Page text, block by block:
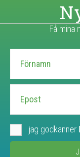
Få mina
jag godkänner